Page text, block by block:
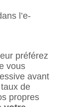
l’e-
préférez
vous
avant
de
propres